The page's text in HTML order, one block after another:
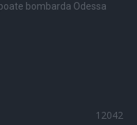
bombarda Odessa
12042